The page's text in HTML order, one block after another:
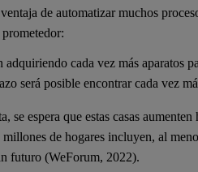
de automatizar muchos
adquiriendo cada vez más aparatos
será posible encontrar cada vez
se espera que estas casas
de hogares incluyen, al
futuro (WeForum, 2022).